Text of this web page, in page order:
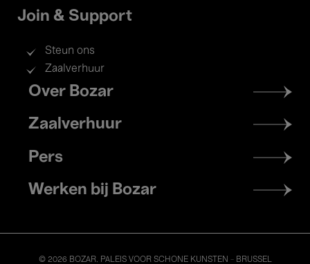
Join & Support
Steun ons
Zaalverhuur
Footer
menu
Over Bozar
Zaalverhuur
Pers
Werken bij Bozar
© 2026 BOZAR. PALEIS VOOR SCHONE KUNSTEN - BRUSSEL